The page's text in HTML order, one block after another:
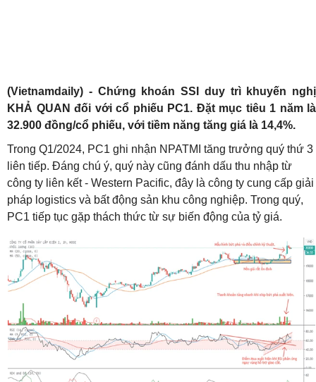
(Vietnamdaily) - Chứng khoán SSI duy trì khuyến nghị
KHẢ QUAN đối với cổ phiếu PC1. Đặt mục tiêu 1 năm là
32.900 đồng/cổ phiếu, với tiềm năng tăng giá là 14,4%.
Trong Q1/2024, PC1 ghi nhận NPATMI tăng trưởng quý thứ 3
liên tiếp. Đáng chú ý, quý này cũng đánh dấu thu nhập từ
công ty liên kết - Western Pacific, đây là công ty cung cấp giải
pháp logistics và bất động sản khu công nghiệp. Trong quý,
PC1 tiếp tục gặp thách thức từ sự biến động của tỷ giá.